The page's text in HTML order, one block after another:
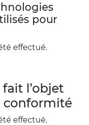
pour
effectué.
l’objet
conformité
effectué.